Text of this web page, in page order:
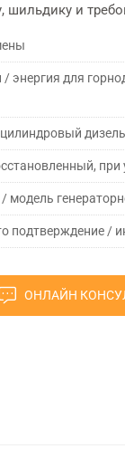
и
/ энергия для
цилиндровый
при
модель
подтверждение /
ОНЛАЙН